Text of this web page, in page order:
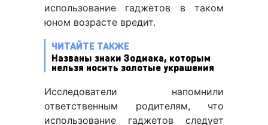
использование гаджетов в таком
юном возрасте вредит.
ЧИТАЙТЕ ТАКЖЕ
Названы знаки Зодиака, которым
нельзя носить золотые украшения
Исследователи напомнили
ответственным родителям, что
использование гаджетов следует